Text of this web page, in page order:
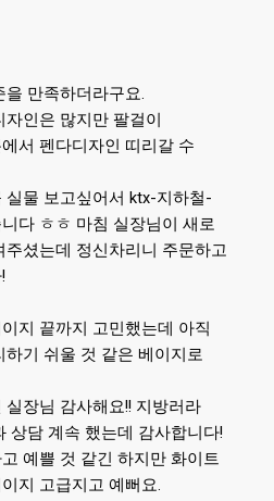
을 만족하더라구요.
인은 많지만 팔걸이
서 펜다디자인 띠리갈 수
물 보고싶어서 ktx-지하철-
다 ㅎㅎ 마침 실장님이 새로
셨는데 정신차리니 주문하고
!
지 끝까지 고민했는데 아직
기 쉬울 것 같은 베이지로
실장님 감사해요!! 지방러라
상담 계속 했는데 감사합니다!
예쁠 것 같긴 하지만 화이트
지 고급지고 예뻐요.